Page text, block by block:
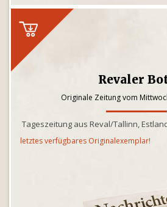
Revaler
Originale Zeitung vom
Tageszeitung aus Reval/Tallinn,
letztes verfügbares Originalexemplar!